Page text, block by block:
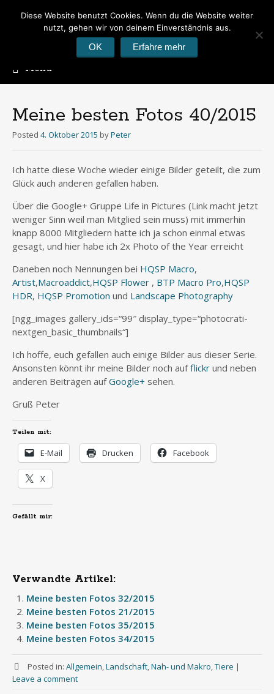
Peter's Photoblog
Hier geht es um Fotos
Menu
Meine besten Fotos 40/2015
Posted 4. Oktober 2015 byPeter
Ich hatte diese Woche wieder einige Bilder geteilt, die zum
Glück auch anderen gefallen haben.
Über die Google+ Gruppe Life in Pictures (Link macht jetzt
weniger Sinn weil man Mitglied sein muss) mit immerhin
knapp 8000 Mitgliedern hatte ich ja schon einmal etwas
gesagt, und hier habe ich 2x Photo of the Year erreicht
Daneben noch Nennungen bei HQSP Macro,
Artist,Macroaddict,HQSP Flower , BTP Macro Pro,HQSP
HDR, HQSP Promotion und Landscape Photography
[ngg_images gallery_ids=“99″ display_type=“photocrati-
nextgen_basic_thumbnails“]
Ich hoffe, euch gefallen auch einige Bilder aus dieser Serie.
Ansonsten könnt ihr meine Bilder noch aufflickr und neben
anderen Beiträgen aufGoogle+ sehen.
Gruß Peter
Teilen mit:
E-Mail Drucken Facebook
X
Gefällt mir:
Verwandte Artikel:
Meine besten Fotos 32/2015
Meine besten Fotos 21/2015
Meine besten Fotos 35/2015
Meine besten Fotos 34/2015
Posted in: Allgemein,Landschaft,Nah- und Makro,Tiere |
Leave a comment
Diese Website benutzt Cookies. Wenn du die Website weiter
nutzt, gehen wir von deinem Einverständnis aus.
OK Erfahre mehr